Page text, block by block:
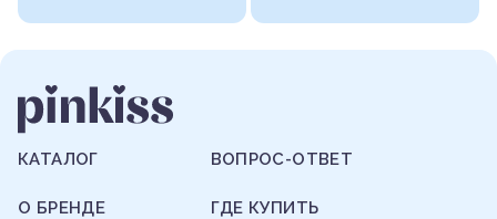
КАТАЛОГ
О БРЕНДЕ
ВОПРОС-ОТВЕТ
ГДЕ КУПИТЬ